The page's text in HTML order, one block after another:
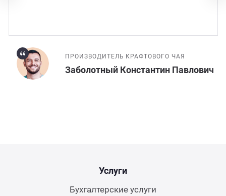
ПРОИЗВОДИТЕЛЬ КРАФТОВОГО ЧАЯ
Заболотный Константин Павлович
Услуги
Бухгалтерские услуги